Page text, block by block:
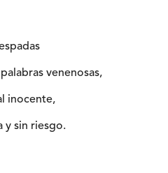
venenosas,
inocente,
y sin riesgo.